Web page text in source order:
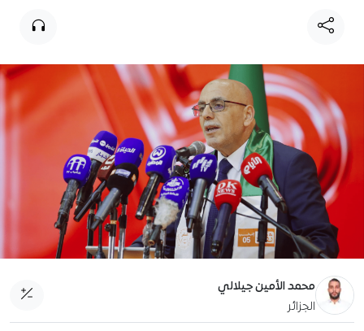
محمد الأمين جيلالي
الجزائر